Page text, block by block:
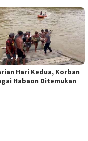
Hari Kedua, Korban
Habaon Ditemukan